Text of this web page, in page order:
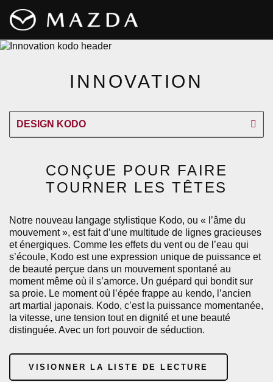
INNOVATION
DESIGN KODO
CONÇUE POUR FAIRE
TOURNER LES TÊTES
Notre nouveau langage stylistique Kodo, ou « l’âme du
mouvement », est fait d’une multitude de lignes gracieuses
et énergiques. Comme les effets du vent ou de l’eau qui
s’écoule, Kodo est une expression unique de puissance et
de beauté perçue dans un mouvement spontané au
moment même où il s’amorce. Un guépard qui bondit sur
sa proie. Le moment où l’épée frappe au kendo, l’ancien
art martial japonais. Kodo, c’est la puissance momentanée,
la vitesse, une tension tout en dignité et une beauté
distinguée. Avec un fort pouvoir de séduction.
VISIONNER LA LISTE DE LECTURE